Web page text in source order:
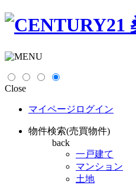
Close
マイページログイン
物件検索(売買物件)
back
一戸建て
マンション
土地